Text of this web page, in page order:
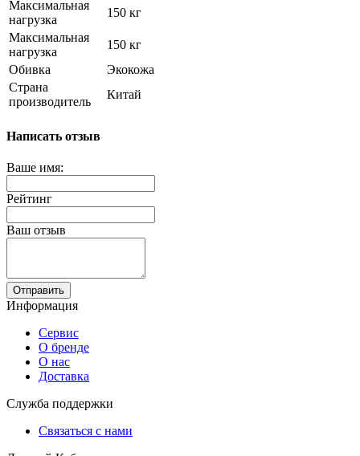
Максимальная
нагрузка
150 кг
Максимальная
нагрузка
150 кг
Обивка
Экокожа
Страна
производитель
Китай
Написать отзыв
Ваше имя:
Рейтинг
Ваш отзыв
Отправить
Информация
Сервис
О бренде
О нас
Доставка
Служба поддержки
Связаться с нами